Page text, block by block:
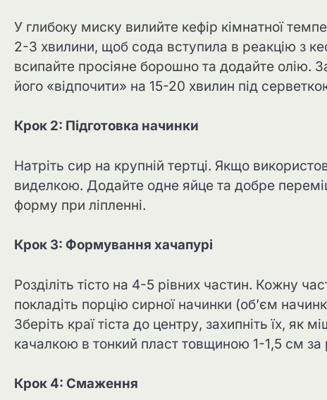
У глибоку миску вилийте кефір кімнатної
2-3 хвилини, щоб сода вступила в реакцію з
всипайте просіяне борошно та додайте олію.
його «відпочити» на 15-20 хвилин під
Крок 2: Підготовка начинки
Натріть сир на крупній тертці. Якщо
виделкою. Додайте одне яйце та добре
форму при ліпленні.
Крок 3: Формування хачапурі
Розділіть тісто на 4-5 рівних частин. Кожну
покладіть порцію сирної начинки (об’єм
Зберіть краї тіста до центру, захипніть їх,
качалкою в тонкий пласт товщиною 1-1,5 см
Крок 4: Смаження